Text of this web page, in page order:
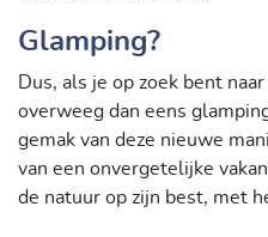
Glamping?
Dus, als je op zoek bent
overweeg dan eens
gemak van deze nieuwe
van een onvergetelijke
de natuur op zijn best, met